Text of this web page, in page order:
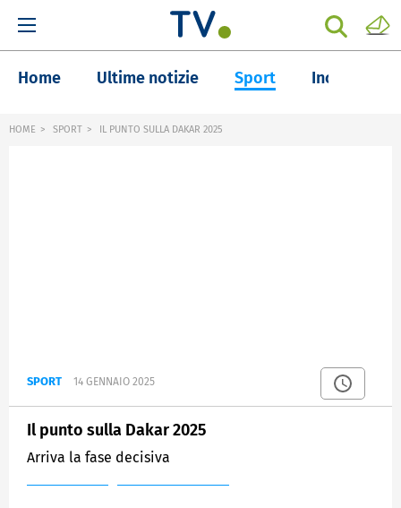
Home Ultime notizie Sport Inchieste
HOME SPORT IL PUNTO SULLA DAKAR 2025
SPORT 14 GENNAIO 2025
Il punto sulla Dakar 2025
Arriva la fase decisiva